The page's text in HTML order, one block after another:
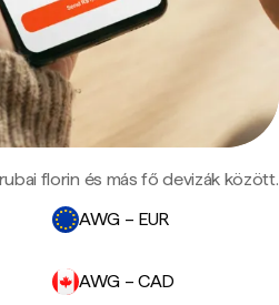
florin és más fő devizák között.
AWG – EUR
AWG – CAD